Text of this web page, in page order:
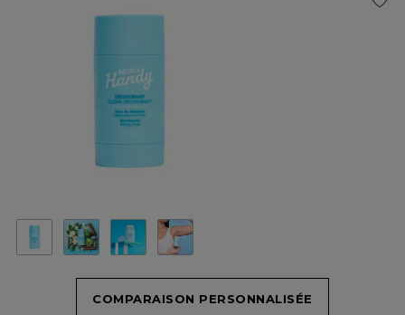
COMPARAISON PERSONNALISÉE